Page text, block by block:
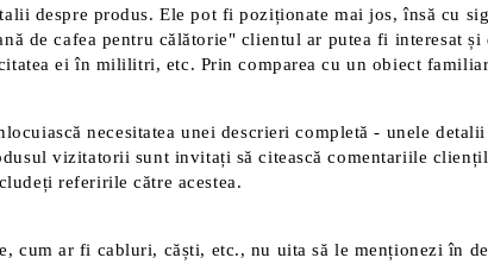
despre produs. Ele pot fi poziționate mai jos, însă cu
de cafea pentru călătorie" clientul ar putea fi interesat
ei în mililitri, etc. Prin comparea cu un obiect
necesitatea unei descrieri completă - unele
vizitatorii sunt invitați să citească comentariile
referirile către acestea.
cum ar fi cabluri, căști, etc., nu uita să le menționezi în